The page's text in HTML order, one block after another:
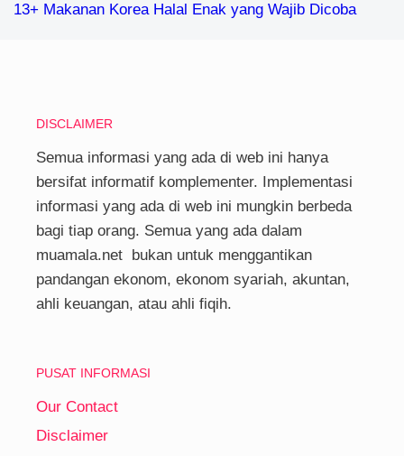
13+ Makanan Korea Halal Enak yang Wajib Dicoba
DISCLAIMER
Semua informasi yang ada di web ini hanya
bersifat informatif komplementer. Implementasi
informasi yang ada di web ini mungkin berbeda
bagi tiap orang. Semua yang ada dalam
muamala.net bukan untuk menggantikan
pandangan ekonom, ekonom syariah, akuntan,
ahli keuangan, atau ahli fiqih.
PUSAT INFORMASI
Our Contact
Disclaimer